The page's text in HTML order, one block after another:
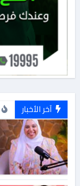
آخر الأخبار